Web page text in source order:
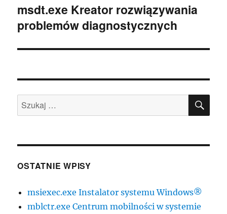
Następny
wpis:
msdt.exe Kreator rozwiązywania
problemów diagnostycznych
Szukaj:
OSTATNIE WPISY
msiexec.exe Instalator systemu Windows®
mblctr.exe Centrum mobilności w systemie